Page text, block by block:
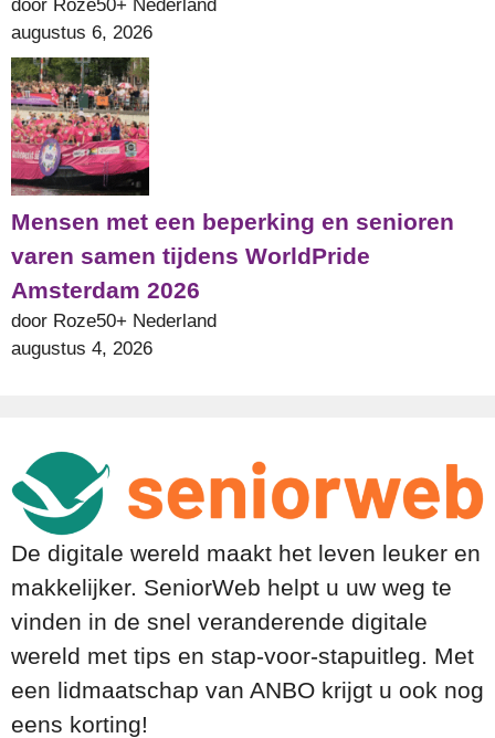
door Roze50+ Nederland
augustus 6, 2026
Mensen met een beperking en senioren
varen samen tijdens WorldPride
Amsterdam 2026
door Roze50+ Nederland
augustus 4, 2026
De digitale wereld maakt het leven leuker en
makkelijker. SeniorWeb helpt u uw weg te
vinden in de snel veranderende digitale
wereld met tips en stap-voor-stapuitleg. Met
een lidmaatschap van ANBO krijgt u ook nog
eens korting!